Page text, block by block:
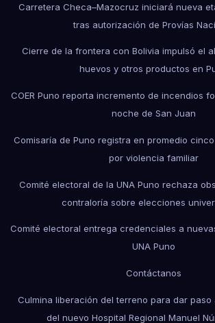
Carretera Checa–Mazocruz iniciará nueva
tras autorización de Provías
Cierre de la frontera con Bolivia impulsó el
huevos y otros productos en
COER Puno reporta incremento de incendios
noche de San Juan
Comisaría de Puno registra en promedio
por violencia familiar
Comité electoral de la UNA Puno rechaza
contraloría sobre elecciones
Comité electoral entrega credenciales a
UNA Puno
Contáctanos
Culmina liberación del terreno para dar
del nuevo Hospital Regional Manuel